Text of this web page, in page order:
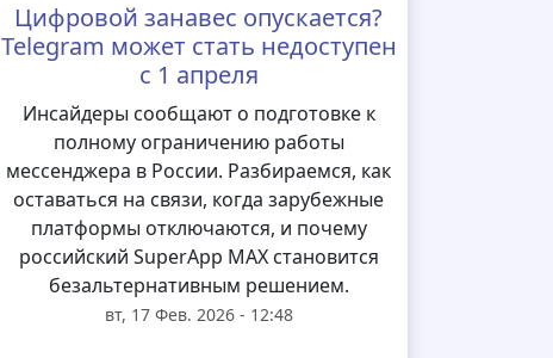
Цифровой занавес опускается?
Telegram может стать недоступен
с 1 апреля
Инсайдеры сообщают о подготовке к
полному ограничению работы
мессенджера в России. Разбираемся, как
оставаться на связи, когда зарубежные
платформы отключаются, и почему
российский SuperApp MAX становится
безальтернативным решением.
вт, 17 Фев. 2026 - 12:48